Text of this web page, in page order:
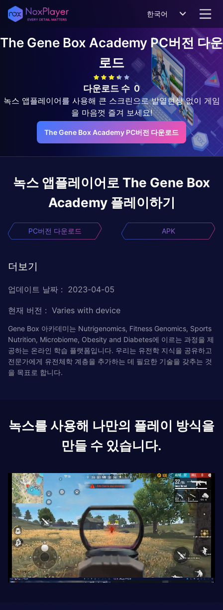
한국어
The Gene Box Academy PC버전 다운
로드
다운로드 수 0
녹스 앱플레이어를 사용해 큰 스크린으로 발열현상 없이 게임
을 마음껏 즐겨 보세요!
The Gene Box Academy PC버전 다운로드
녹스 앱플레이어로 The Gene Box
Academy 플레이하기
PC버전 다운로드 APK
더보기
업데이트 날짜 : 2023-04-05
현재 버전 : Varies with device
Gene Box 아카데미는 Nutrigenomics, Fitness Genomics, Sports
Nutrition, Microbiome, Obesity and Diabetes에 이르는 과정을 제
공하는 온라인 학습 플랫폼입니다. 우리는 유전학 지식을 공유하고
전문가에게 유전체학 계층을 추가하는 데 필요한 기술을 갖추는 것
을 목표로 합니다.
녹스를 사용해 나만의 플레이 방식을
만들 수 있습니다.